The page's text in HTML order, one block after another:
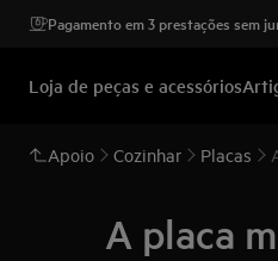
Pagamento em 3 prestações sem
Loja de peças e acessórios
Apoio Cozinhar Placas
A placa